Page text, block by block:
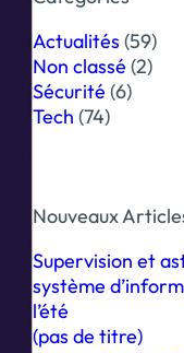
Actualités (59)
Non classé (2)
Sécurité (6)
Tech (74)
Nouveaux
Supervision et
système
l’été
(pas de titre)